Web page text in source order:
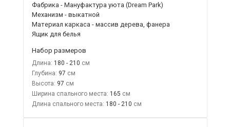
Фабрика - Мануфактура уюта (Dream Park)
Механизм - выкатной
Материал каркаса - массив дерева, фанера
Ящик для белья
Набор размеров
Длина: 180 - 210
Глубина: 97
Высота: 97
Ширина спального места: 165
Длина спального места: 180 - 210